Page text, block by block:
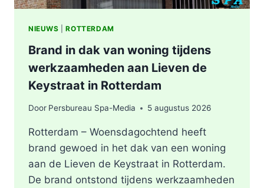
NIEUWS |ROTTERDAM
Brand in dak van woning tijdens
werkzaamheden aan Lieven de
Keystraat in Rotterdam
Door Persbureau Spa-Media 5 augustus 2026
Rotterdam – Woensdagochtend heeft
brand gewoed in het dak van een woning
aan de Lieven de Keystraat in Rotterdam.
De brand ontstond tijdens werkzaamheden